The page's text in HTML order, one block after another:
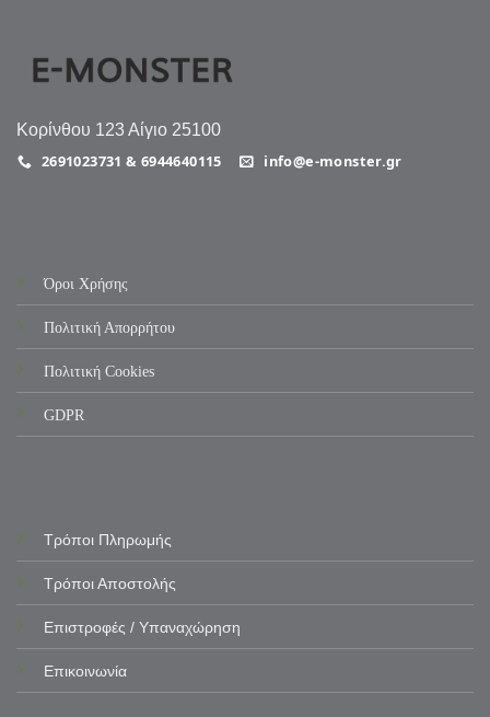
Κορίνθου 123 Αίγιο 25100
2691023731 & 6944640115 info@e-monster.gr
Όροι Χρήσης
Πολιτική Απορρήτου
Πολιτική Cookies
GDPR
Τρόποι Πληρωμής
Τρόποι Αποστολής
Επιστροφές / Υπαναχώρηση
Επικοινωνία